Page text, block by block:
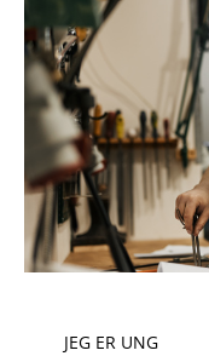
JEG ER UNG